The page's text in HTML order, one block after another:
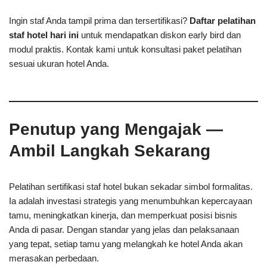
Ingin staf Anda tampil prima dan tersertifikasi? Daftar pelatihan
staf hotel hari ini untuk mendapatkan diskon early bird dan
modul praktis. Kontak kami untuk konsultasi paket pelatihan
sesuai ukuran hotel Anda.
Penutup yang Mengajak —
Ambil Langkah Sekarang
Pelatihan sertifikasi staf hotel bukan sekadar simbol formalitas.
Ia adalah investasi strategis yang menumbuhkan kepercayaan
tamu, meningkatkan kinerja, dan memperkuat posisi bisnis
Anda di pasar. Dengan standar yang jelas dan pelaksanaan
yang tepat, setiap tamu yang melangkah ke hotel Anda akan
merasakan perbedaan.